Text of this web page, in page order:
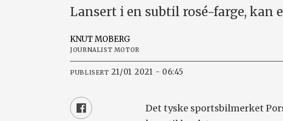
Lansert i en subtil rosé-farge, kan
KNUT MOBERG
JOURNALIST MOTOR
PUBLISERT 21/01 2021 - 06:45
Det tyske sportsbilmerket